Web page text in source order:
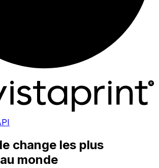
change les plus
monde